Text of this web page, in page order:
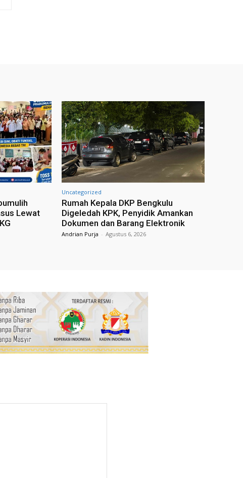
Lewat
Uncategorized
Rumah Kepala DKP Bengkulu
Digeledah KPK, Penyidik Amankan
Dokumen dan Barang Elektronik
Andrian Purja - Agustus 6, 2026